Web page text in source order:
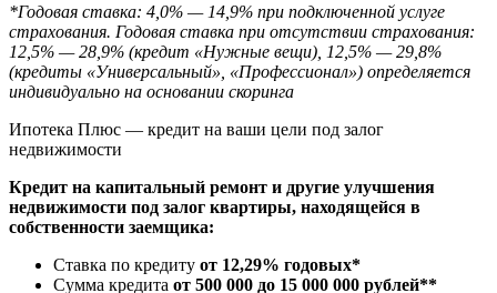
*Годовая ставка: 4,0% — 14,9% при подключенной услуге
страхования. Годовая ставка при отсутствии страхования:
12,5% — 28,9% (кредит «Нужные вещи), 12,5% — 29,8%
(кредиты «Универсальный», «Профессионал») определяется
индивидуально на основании скоринга
Ипотека Плюс — кредит на ваши цели под залог
недвижимости
Кредит на капитальный ремонт и другие улучшения
недвижимости под залог квартиры, находящейся в
собственности заемщика:
Ставка по кредиту от 12,29% годовых*
Сумма кредита от 500 000 до 15 000 000 рублей**